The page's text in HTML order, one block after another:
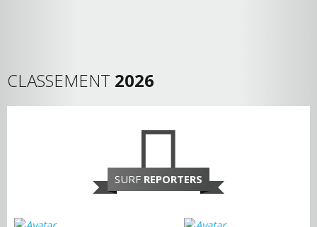
CLASSEMENT 2026
SURF REPORTERS